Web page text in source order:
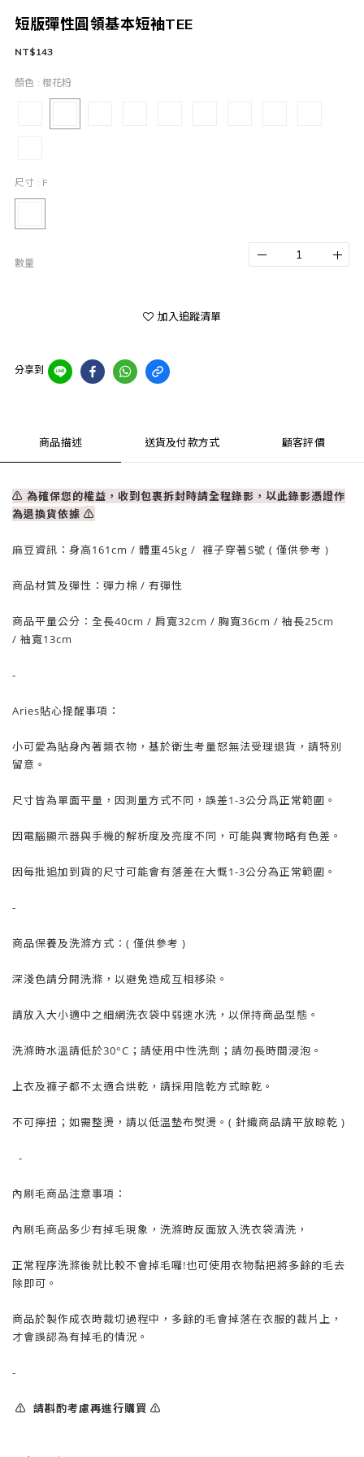
短版彈性圓領基本短袖TEE
NT$143
顏色 : 櫻花粉
尺寸 : F
數量
加入追蹤清單
分享到
商品描述 送貨及付款方式 顧客評價
⚠ 為確保您的權益，收到包裹拆封時請全程錄影，以此錄影憑證作
為退換貨依據 ⚠
麻豆資訊： 身高161cm / 體重45kg / 褲子穿著S號 ( 僅供參考 )
商品材質及彈性：彈力棉 / 有彈性
商品平量公分：全長40cm / 肩寬32cm / 胸寬36cm / 袖長25cm
/ 袖寬13cm
-
Aries貼心提醒事項：
小可愛為貼身內著類衣物，基於衛生考量怒無法受理退貨，請特別
留意。
尺寸皆為單面平量，因測量方式不同，誤差1-3公分爲正常範圍。
因電腦顯示器與手機的解析度及亮度不同，可能與實物略有色差。
因每批追加到貨的尺寸可能會有落差在大慨1-3公分為正常範圍。
-
商品保養及洗滌方式：( 僅供參考 )
深淺色請分開洗滌，以避免造成互相移染。
請放入大小適中之細網洗衣袋中弱速水洗，以保持商品型態。
洗滌時水溫請低於30°C；請使用中性洗劑；請勿長時間浸泡。
上衣及褲子都不太適合烘乾，請採用陰乾方式晾乾。
不可擰扭；如需整燙，請以低溫墊布熨燙。( 針織商品請平放晾乾 )
-
內刷毛商品注意事項：
內刷毛商品多少有掉毛現象，洗滌時反面放入洗衣袋清洗，
正常程序洗滌後就比較不會掉毛囉!也可使用衣物黏把將多餘的毛去
除即可。
商品於製作成衣時裁切過程中，多餘的毛會掉落在衣服的裁片上，
才會誤認為有掉毛的情況。
-
⚠️ 請斟酌考慮再進行購買 ⚠️